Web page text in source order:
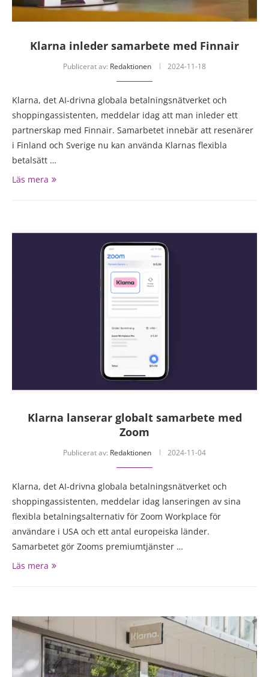
Klarna inleder samarbete med Finnair
Publicerat av: Redaktionen 2024-11-18
Klarna, det AI-drivna globala betalningsnätverket och
shoppingassistenten, meddelar idag att man inleder ett
partnerskap med Finnair. Samarbetet innebär att resenärer
i Finland och Sverige nu kan använda Klarnas flexibla
betalsätt …
Läs mera
Klarna lanserar globalt samarbete med
Zoom
Publicerat av: Redaktionen 2024-11-04
Klarna, det AI-drivna globala betalningsnätverket och
shoppingassistenten, meddelar idag lanseringen av sina
flexibla betalningsalternativ för Zoom Workplace för
användare i USA och ett antal europeiska länder.
Samarbetet gör Zooms premiumtjänster …
Läs mera